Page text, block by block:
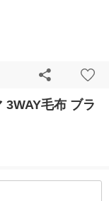
3WAY毛布 ブラ